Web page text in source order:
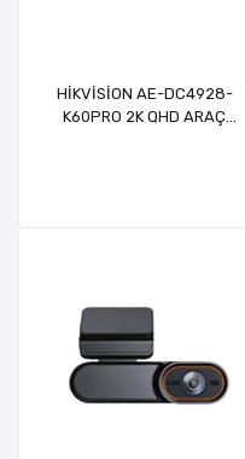
HİKVİSİON AE-DC4928-
K60PRO 2K QHD ARAÇ